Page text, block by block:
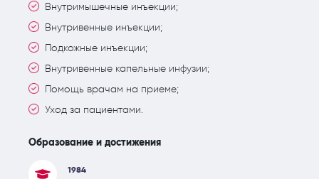
Внутримышечные инъекции;
Внутривенные инъекции;
Подкожные инъекции;
Внутривенные капельные инфузии;
Помощь врачам на приеме;
Уход за пациентами.
Образование и достижения
1984